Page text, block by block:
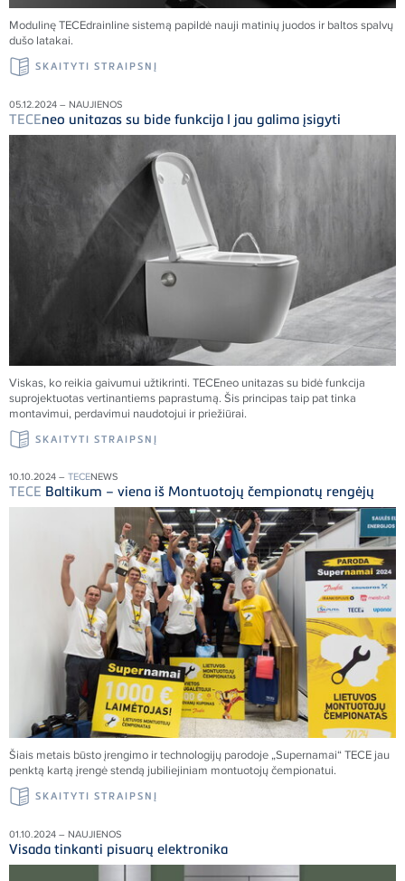
ModulinęTECEdrainline sistemą papildė nauji matinių juodos ir baltos spalvų
dušo latakai.
SKAITYTI STRAIPSNĮ
05.12.2024 – NAUJIENOS
TECEneo unitazas su bide funkcija I jau galima įsigyti
Viskas, ko reikia gaivumui užtikrinti. TECEneo unitazas su bidė funkcija
suprojektuotas vertinantiems paprastumą. Šis principas taip pat tinka
montavimui, perdavimui naudotojui ir priežiūrai.
SKAITYTI STRAIPSNĮ
10.10.2024 – TECENEWS
TECE Baltikum – viena iš Montuotojų čempionatų rengėjų
Šiais metais būsto įrengimo ir technologijų parodoje „Supernamai“TECE jau
penktą kartą įrengė stendą jubiliejiniam montuotojų čempionatui.
SKAITYTI STRAIPSNĮ
01.10.2024 – NAUJIENOS
Visada tinkanti pisuarų elektronika